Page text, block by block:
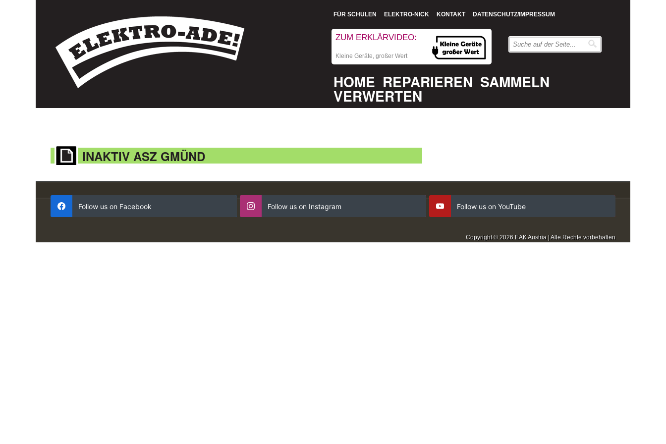
FÜR SCHULEN ELEKTRO-NICK KONTAKT DATENSCHUTZ/IMPRESSUM
ZUM ERKLÄRVIDEO:
Kleine Geräte, großer Wert
HOME REPARIEREN SAMMELN
VERWERTEN
INAKTIV ASZ GMÜND
Follow us on Facebook Follow us on Instagram Follow us on YouTube
Copyright © 2026 EAK Austria | Alle Rechte vorbehalten